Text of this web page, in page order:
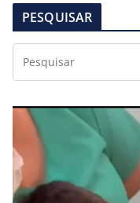
PESQUISAR